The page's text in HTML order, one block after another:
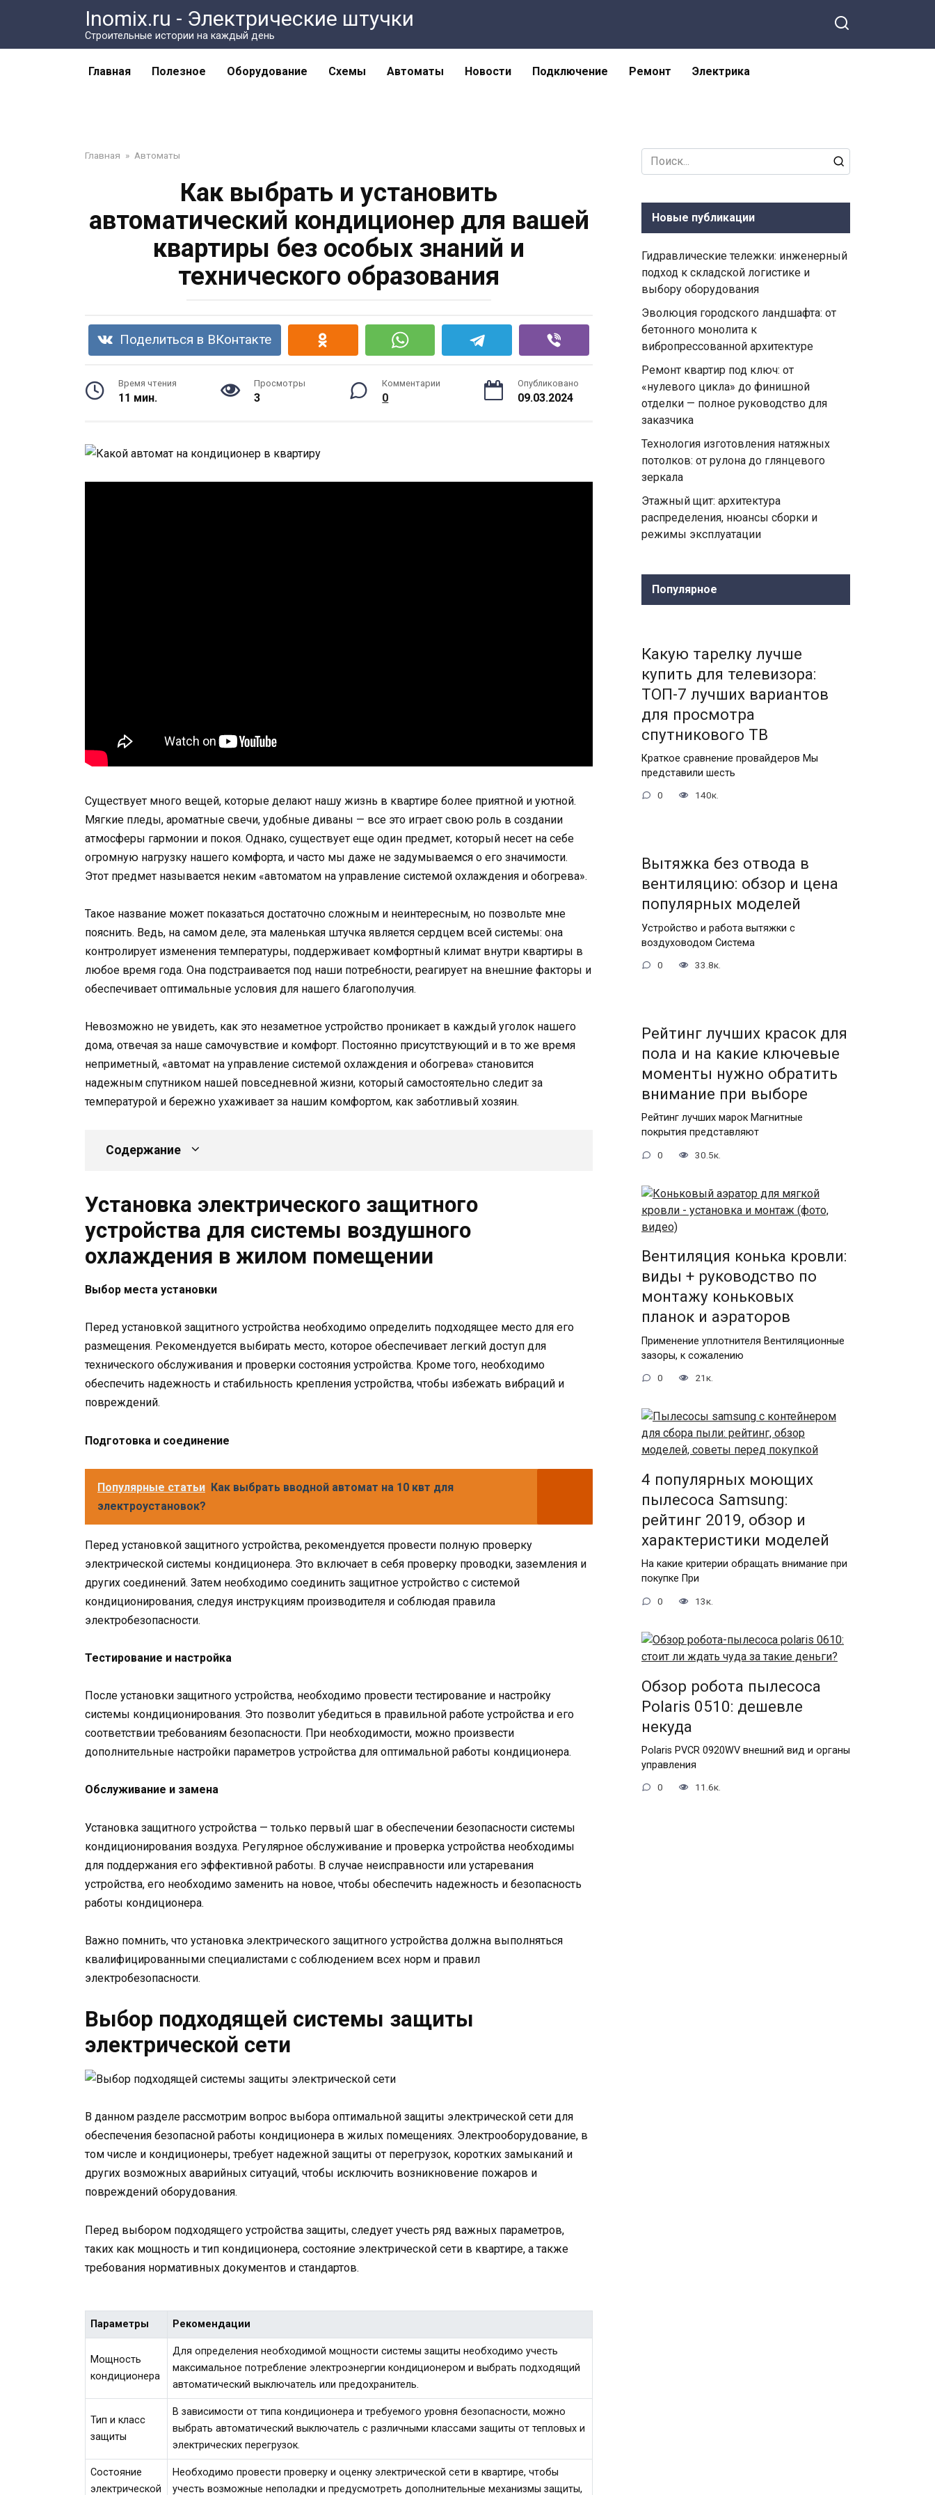
Inomix.ru - Электрические штучки
Cтроительные истории на каждый день
Главная Полезное Оборудование Схемы Автоматы Новости Подключение Ремонт Электрика
Главная » Автоматы
Как выбрать и установить
автоматический кондиционер для вашей
квартиры без особых знаний и
технического образования
Поделиться в ВКонтакте
Время чтения
11 мин.
Просмотры
3
Комментарии
0
Опубликовано
09.03.2024
Существует много вещей, которые делают нашу жизнь в квартире более приятной и уютной.
Мягкие пледы, ароматные свечи, удобные диваны — все это играет свою роль в создании
атмосферы гармонии и покоя. Однако, существует еще один предмет, который несет на себе
огромную нагрузку нашего комфорта, и часто мы даже не задумываемся о его значимости.
Этот предмет называется неким «автоматом на управление системой охлаждения и обогрева».
Такое название может показаться достаточно сложным и неинтересным, но позвольте мне
пояснить. Ведь, на самом деле, эта маленькая штучка является сердцем всей системы: она
контролирует изменения температуры, поддерживает комфортный климат внутри квартиры в
любое время года. Она подстраивается под наши потребности, реагирует на внешние факторы и
обеспечивает оптимальные условия для нашего благополучия.
Невозможно не увидеть, как это незаметное устройство проникает в каждый уголок нашего
дома, отвечая за наше самочувствие и комфорт. Постоянно присутствующий и в то же время
неприметный, «автомат на управление системой охлаждения и обогрева» становится
надежным спутником нашей повседневной жизни, который самостоятельно следит за
температурой и бережно ухаживает за нашим комфортом, как заботливый хозяин.
Содержание
Установка электрического защитного
устройства для системы воздушного
охлаждения в жилом помещении
Выбор места установки
Перед установкой защитного устройства необходимо определить подходящее место для его
размещения. Рекомендуется выбирать место, которое обеспечивает легкий доступ для
технического обслуживания и проверки состояния устройства. Кроме того, необходимо
обеспечить надежность и стабильность крепления устройства, чтобы избежать вибраций и
повреждений.
Подготовка и соединение
Популярные статьи Как выбрать вводной автомат на 10 квт для
электроустановок?
Перед установкой защитного устройства, рекомендуется провести полную проверку
электрической системы кондиционера. Это включает в себя проверку проводки, заземления и
других соединений. Затем необходимо соединить защитное устройство с системой
кондиционирования, следуя инструкциям производителя и соблюдая правила
электробезопасности.
Тестирование и настройка
После установки защитного устройства, необходимо провести тестирование и настройку
системы кондиционирования. Это позволит убедиться в правильной работе устройства и его
соответствии требованиям безопасности. При необходимости, можно произвести
дополнительные настройки параметров устройства для оптимальной работы кондиционера.
Обслуживание и замена
Установка защитного устройства — только первый шаг в обеспечении безопасности системы
кондиционирования воздуха. Регулярное обслуживание и проверка устройства необходимы
для поддержания его эффективной работы. В случае неисправности или устаревания
устройства, его необходимо заменить на новое, чтобы обеспечить надежность и безопасность
работы кондиционера.
Важно помнить, что установка электрического защитного устройства должна выполняться
квалифицированными специалистами с соблюдением всех норм и правил
электробезопасности.
Выбор подходящей системы защиты
электрической сети
В данном разделе рассмотрим вопрос выбора оптимальной защиты электрической сети для
обеспечения безопасной работы кондиционера в жилых помещениях. Электрооборудование, в
том числе и кондиционеры, требует надежной защиты от перегрузок, коротких замыканий и
других возможных аварийных ситуаций, чтобы исключить возникновение пожаров и
повреждений оборудования.
Перед выбором подходящего устройства защиты, следует учесть ряд важных параметров,
таких как мощность и тип кондиционера, состояние электрической сети в квартире, а также
требования нормативных документов и стандартов.
Параметры Рекомендации
Мощность
кондиционера
Для определения необходимой мощности системы защиты необходимо учесть
максимальное потребление электроэнергии кондиционером и выбрать подходящий
автоматический выключатель или предохранитель.
Тип и класс
защиты
В зависимости от типа кондиционера и требуемого уровня безопасности, можно
выбрать автоматический выключатель с различными классами защиты от тепловых и
электрических перегрузок.
Состояние
электрической
Необходимо провести проверку и оценку электрической сети в квартире, чтобы
учесть возможные неполадки и предусмотреть дополнительные механизмы защиты,
Search
for:
Новые публикации
Гидравлические тележки: инженерный
подход к складской логистике и
выбору оборудования
Эволюция городского ландшафта: от
бетонного монолита к
вибропрессованной архитектуре
Ремонт квартир под ключ: от
«нулевого цикла» до финишной
отделки — полное руководство для
заказчика
Технология изготовления натяжных
потолков: от рулона до глянцевого
зеркала
Этажный щит: архитектура
распределения, нюансы сборки и
режимы эксплуатации
Популярное
Какую тарелку лучше
купить для телевизора:
ТОП-7 лучших вариантов
для просмотра
спутникового ТВ
Краткое сравнение провайдеров Мы
представили шесть
0 140к.
Вытяжка без отвода в
вентиляцию: обзор и цена
популярных моделей
Устройство и работа вытяжки с
воздуховодом Система
0 33.8к.
Рейтинг лучших красок для
пола и на какие ключевые
моменты нужно обратить
внимание при выборе
Рейтинг лучших марок Магнитные
покрытия представляют
0 30.5к.
Вентиляция конька кровли:
виды + руководство по
монтажу коньковых
планок и аэраторов
Применение уплотнителя Вентиляционные
зазоры, к сожалению
0 21к.
4 популярных моющих
пылесоса Samsung:
рейтинг 2019, обзор и
характеристики моделей
На какие критерии обращать внимание при
покупке При
0 13к.
Обзор робота пылесоса
Polaris 0510: дешевле
некуда
Polaris PVCR 0920WV внешний вид и органы
управления
0 11.6к.